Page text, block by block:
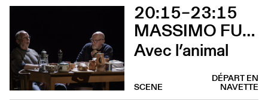
20:15–23:15
MASSIMO FURLAN ET CLAIRE DE RIBAUPIERRE
Avec l’animal
DÉPART EN
NAVETTE
SCENE